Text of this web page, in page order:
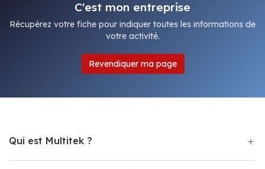
C'est mon entreprise
Récupérez votre fiche pour indiquer toutes les informations de
votre activité.
Revendiquer ma page
Qui est Multitek ?